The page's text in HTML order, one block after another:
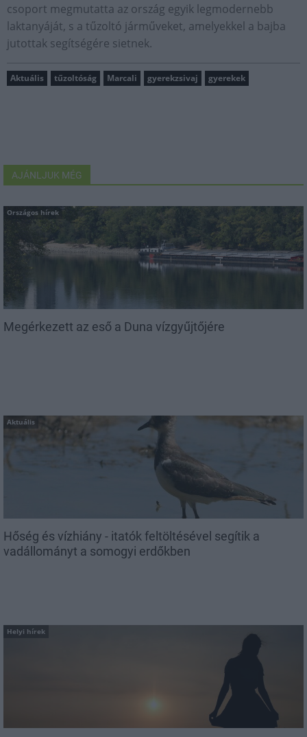
csoport megmutatta az ország egyik legmodernebb
laktanyáját, s a tűzoltó járműveket, amelyekkel a bajba
jutottak segítségére sietnek.
Aktuális tűzoltóság Marcali gyerekzsivaj gyerekek
AJÁNLJUK MÉG
Országos hírek
Megérkezett az eső a Duna vízgyűjtőjére
Aktuális
Hőség és vízhiány - itatók feltöltésével segítik a
vadállományt a somogyi erdőkben
Helyi hírek